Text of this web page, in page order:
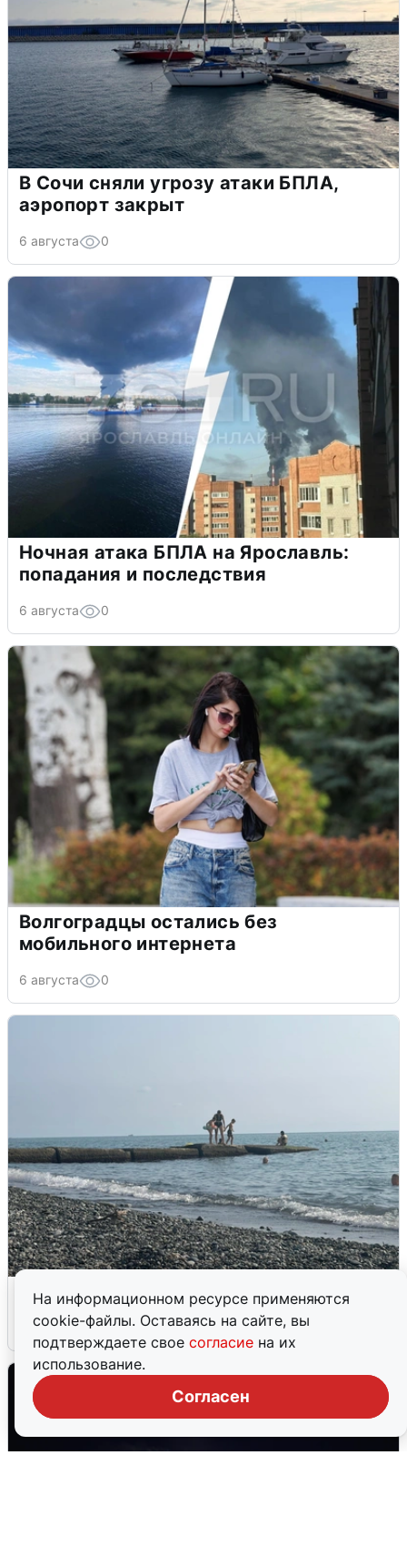
На информационном ресурсе применяются
cookie-файлы. Оставаясь на сайте, вы
подтверждаете свое согласие на их
использование.
Согласен
В Сочи сняли угрозу атаки БПЛА,
аэропорт закрыт
6 августа 0
Ночная атака БПЛА на Ярославль:
попадания и последствия
6 августа 0
Волгоградцы остались без
мобильного интернета
6 августа 0
Сирены в Сочи: новая угроза БПЛА
6 августа 0